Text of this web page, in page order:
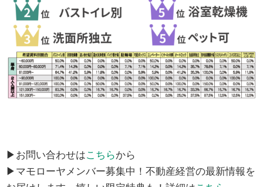
▶お問い合わせはこちらから
▶マモローヤメンバー募集中！不動産経営の最新情報を